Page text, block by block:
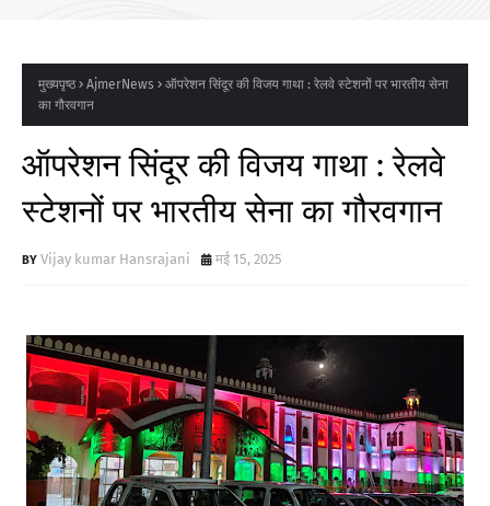
मुख्यपृष्ठ AjmerNews
ऑपरेशन सिंदूर की विजय गाथा : रेलवे स्टेशनों पर भारतीय सेना
का गौरवगान
ऑपरेशन सिंदूर की विजय गाथा : रेलवे
स्टेशनों पर भारतीय सेना का गौरवगान
Vijay kumar Hansrajani मई 15, 2025